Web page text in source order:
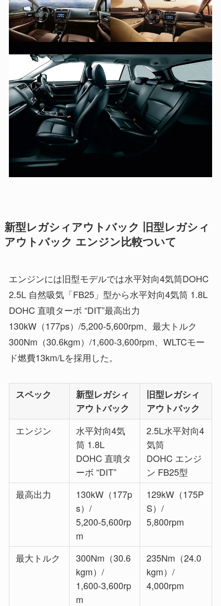
新型レガシィアウトバック 旧型レガシィ
アウトバック エンジン比較ついて
エンジンには旧型モデルでは水平対向4気筒DOHC
2.5L 自然吸気「FB25」型から水平対向4気筒 1.8L
DOHC 直噴ターボ “DIT”最高出力
130kW（177ps）/5,200-5,600rpm、最大トルク
300Nm（30.6kgm）/1,600-3,600rpm、WLTCモー
ド燃費13km/Lを採用した。
スペック
新型レガシィ
アウトバック
旧型レガシィ
アウトバック
エンジン
水平対向4気
筒 1.8L
DOHC 直噴タ
ーボ “DIT”
2.5L水平対向4
気筒
DOHC エンジ
ン FB25型
最高出力
130kW（177p
s）/
5,200-5,600rp
m
129kW（175P
S）/
5,800rpm
最大トルク
300Nm（30.6
kgm）/
1,600-3,600rp
m
235Nm（24.0
kgm）/
4,000rpm